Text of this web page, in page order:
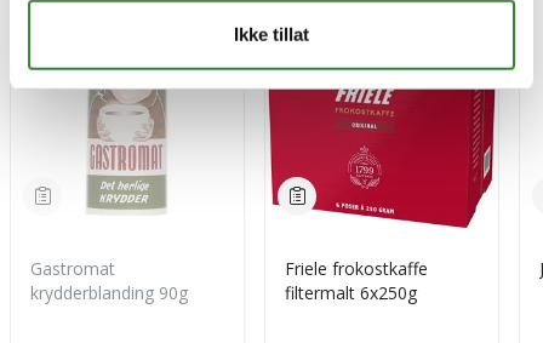
Ikke tillat
Gastromat
krydderblanding 90g
Friele frokostkaffe
filtermalt 6x250g